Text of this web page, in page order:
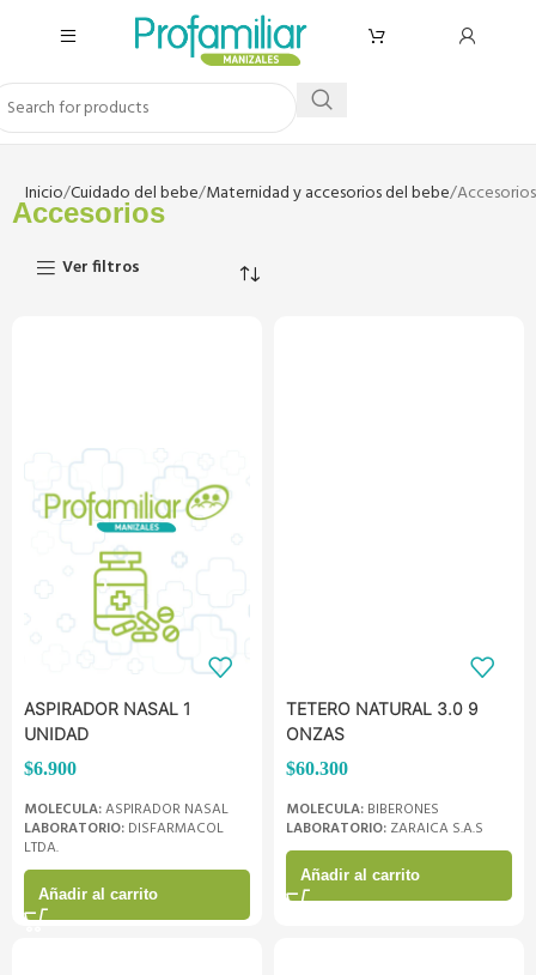
Inicio Cuidado del bebe Maternidad y accesorios del bebe Accesorios
Accesorios
Ver filtros
ASPIRADOR NASAL 1
UNIDAD
$6.900
MOLECULA:ASPIRADOR NASAL
LABORATORIO: DISFARMACOL
LTDA.
Añadir al carrito
TETERO NATURAL 3.0 9
ONZAS
$60.300
MOLECULA: BIBERONES
LABORATORIO: ZARAICA S.A.S
Añadir al carrito